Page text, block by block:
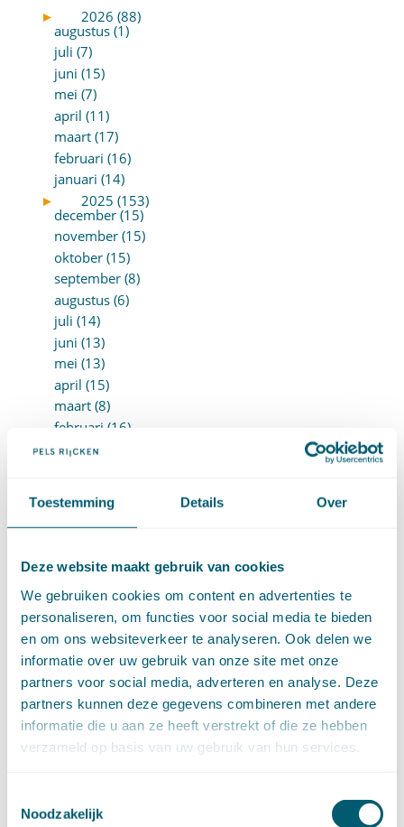
Toestemming Details Over
Deze website maakt gebruik van cookies
We gebruiken cookies om content en advertenties te
personaliseren, om functies voor social media te bieden
en om ons websiteverkeer te analyseren. Ook delen we
informatie over uw gebruik van onze site met onze
partners voor social media, adverteren en analyse. Deze
partners kunnen deze gegevens combineren met andere
informatie die u aan ze heeft verstrekt of die ze hebben
verzameld op basis van uw gebruik van hun services.
Noodzakelijk
►
2026 (88)
augustus (1)
juli (7)
juni (15)
mei (7)
april (11)
maart (17)
februari (16)
januari (14)
►
2025 (153)
december (15)
november (15)
oktober (15)
september (8)
augustus (6)
juli (14)
juni (13)
mei (13)
april (15)
maart (8)
februari (16)
januari (15)
november (17)
oktober (17)
augustus (10)
juli (8)
juni (7)
mei (7)
april (18)
februari (17)
januari (18)
2023 (177)
december (12)
september (14)